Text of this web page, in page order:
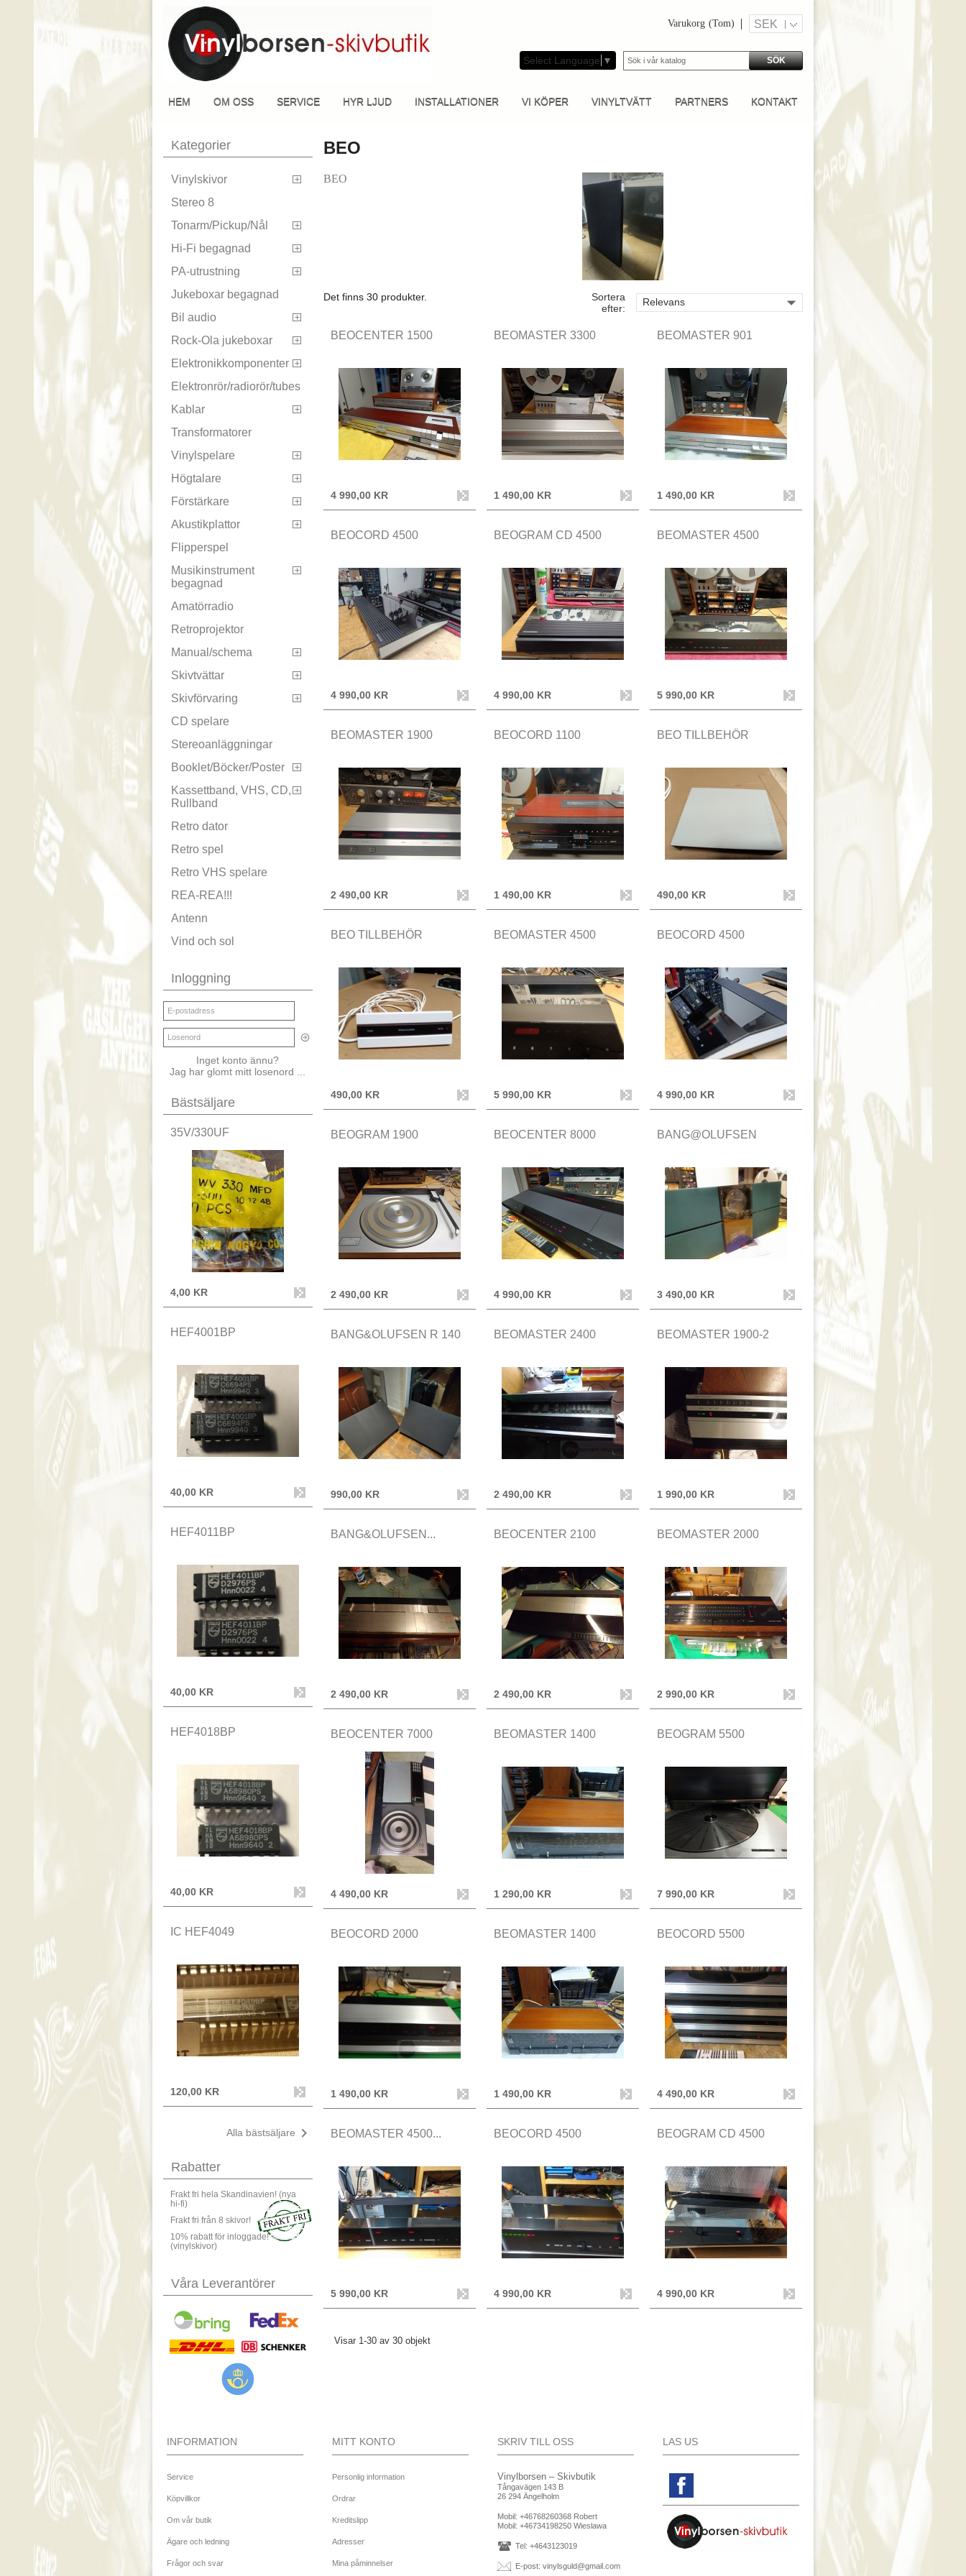
Varukorg (Tom) SEK
Select Language ▼ SÖK
HEM OM OSS SERVICE HYR LJUD INSTALLATIONER VI KÖPER VINYLTVÄTT PARTNERS KONTAKT
Kategorier
Vinylskivor 
Stereo 8
Tonarm/Pickup/Nål

Hi-Fi begagnad 
PA-utrustning 
Jukeboxar begagnad
Bil audio

Rock-Ola jukeboxar 
Elektronikkomponenter 
Elektronrör/radiorör/tubes
Kablar

Transformatorer
Vinylspelare

Högtalare 
Förstärkare 
Akustikplattor 
Flipperspel
Musikinstrument
begagnad

Amatörradio
Retroprojektor
Manual/schema

Skivtvättar 
Skivförvaring 
CD spelare
Stereoanläggningar
Booklet/Böcker/Poster

Kassettband, VHS, CD,
Rullband

Retro dator
Retro spel
Retro VHS spelare
REA-REA!!!
Antenn
Vind och sol
Inloggning
Inget konto ännu?
Jag har glomt mitt losenord ...
Bästsäljare
35V/330UF
4,00 KR
HEF4001BP
40,00 KR
HEF4011BP
40,00 KR
HEF4018BP
40,00 KR
IC HEF4049
120,00 KR
Alla bästsäljare 
Rabatter
Frakt fri hela Skandinavien! (nya
hi-fi)
Frakt fri från 8 skivor!
10% rabatt för inloggade!
(vinylskivor)
Våra Leverantörer
BEO
BEO
Det finns 30 produkter.
Sortera
efter:
Relevans 
BEOCENTER 1500
4 990,00 KR
BEOMASTER 3300
1 490,00 KR
BEOMASTER 901
1 490,00 KR
BEOCORD 4500
4 990,00 KR
BEOGRAM CD 4500
4 990,00 KR
BEOMASTER 4500
5 990,00 KR
BEOMASTER 1900
2 490,00 KR
BEOCORD 1100
1 490,00 KR
BEO TILLBEHÖR
490,00 KR
BEO TILLBEHÖR
490,00 KR
BEOMASTER 4500
5 990,00 KR
BEOCORD 4500
4 990,00 KR
BEOGRAM 1900
2 490,00 KR
BEOCENTER 8000
4 990,00 KR
BANG@OLUFSEN
3 490,00 KR
BANG&OLUFSEN R 140
990,00 KR
BEOMASTER 2400
2 490,00 KR
BEOMASTER 1900-2
1 990,00 KR
BANG&OLUFSEN...
2 490,00 KR
BEOCENTER 2100
2 490,00 KR
BEOMASTER 2000
2 990,00 KR
BEOCENTER 7000
4 490,00 KR
BEOMASTER 1400
1 290,00 KR
BEOGRAM 5500
7 990,00 KR
BEOCORD 2000
1 490,00 KR
BEOMASTER 1400
1 490,00 KR
BEOCORD 5500
4 490,00 KR
BEOMASTER 4500...
5 990,00 KR
BEOCORD 4500
4 990,00 KR
BEOGRAM CD 4500
4 990,00 KR
Visar 1-30 av 30 objekt
INFORMATION
Service
Köpvillkor
Om vår butik
Ägare och ledning
Frågor och svar
MITT KONTO
Personlig information
Ordrar
Kreditslipp
Adresser
Mina påminnelser
SKRIV TILL OSS
Vinylborsen – Skivbutik
Tångavägen 143 B
26 294 Ängelholm
Mobil: +46768260368 Robert
Mobil: +46734198250 Wieslawa
Tel: +4643123019
E-post: vinylsguld@gmail.com
LAS US